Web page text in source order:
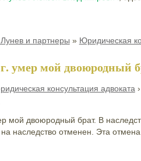
и партнеры » Юридическая
г. умер мой двоюродный
консультация адвоката ›
мой двоюродный брат. В
наследство отменен. Эта отмена